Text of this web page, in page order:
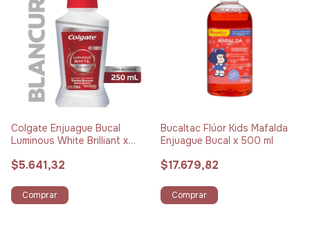
Colgate Enjuague Bucal
Luminous White Brilliant x
$5.641,32
Comprar
Bucaltac Flúor Kids Mafalda
Enjuague Bucal x 500 ml
$17.679,82
Comprar